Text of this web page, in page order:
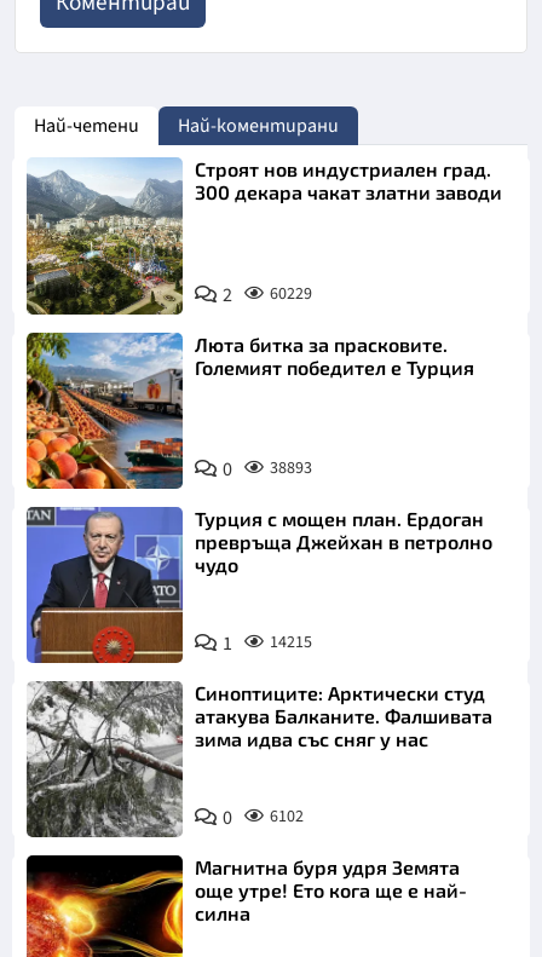
Най-четени Най-коментирани
Строят нов индустриален град.
300 декара чакат златни заводи
2 60229
Люта битка за прасковите.
Големият победител е Турция
0 38893
Турция с мощен план. Ердоган
превръща Джейхан в петролно
чудо
1 14215
Синоптиците: Арктически студ
атакува Балканите. Фалшивата
зима идва със сняг у нас
0 6102
Магнитна буря удря Земята
още утре! Ето кога ще е най-
силна